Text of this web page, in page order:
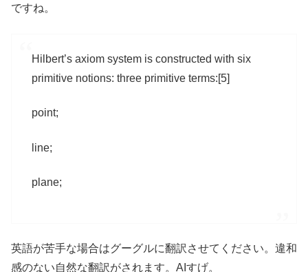
ですね。
Hilbert’s axiom system is constructed with six
primitive notions: three primitive terms:[5]
point;
line;
plane;
英語が苦手な場合はグーグルに翻訳させてください。違和
感のない自然な翻訳がされます。AIすげ。